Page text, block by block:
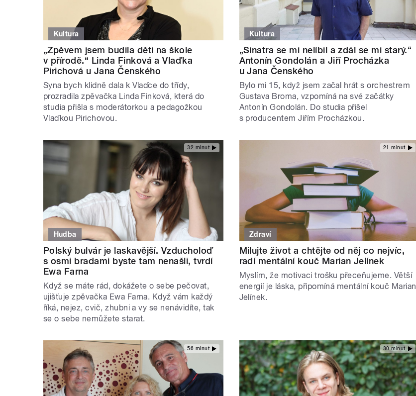
Kultura
„Zpěvem jsem budila děti na škole
v přírodě.“ Linda Finková a Vlaďka
Pirichová u Jana Čenského
Syna bych klidně dala k Vlaďce do třídy,
prozradila zpěvačka Linda Finková, která do
studia přišla s moderátorkou a pedagožkou
Vlaďkou Pirichovou.
Kultura
„Sinatra se mi nelíbil a zdál se mi starý.“
Antonín Gondolán a Jiří Procházka
u Jana Čenského
Bylo mi 15, když jsem začal hrát s orchestrem
Gustava Broma, vzpomíná na své začátky
Antonín Gondolán. Do studia přišel
s producentem Jiřím Procházkou.
32 minut
Hudba
Polský bulvár je laskavější. Vzducholoď
s osmi bradami byste tam nenašli, tvrdí
Ewa Farna
Když se máte rád, dokážete o sebe pečovat,
ujišťuje zpěvačka Ewa Farna. Když vám každý
říká, nejez, cvič, zhubni a vy se nenávidíte, tak
se o sebe nemůžete starat.
21 minut
Zdraví
Milujte život a chtějte od něj co nejvíc,
radí mentální kouč Marian Jelínek
Myslím, že motivaci trošku přeceňujeme. Větší
energií je láska, připomíná mentální kouč Marian
Jelínek.
56 minut 30 minut